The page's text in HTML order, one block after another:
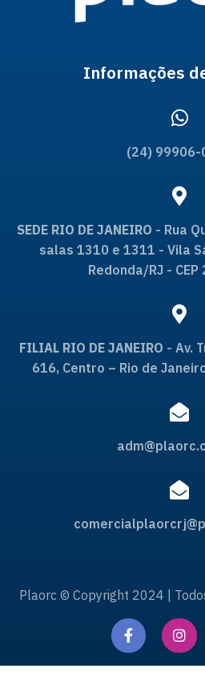
Informações
(24) 99906-
SEDE RIO DE JANEIRO - Rua
salas 1310 e 1311 - Vila
Redonda/RJ -
FILIAL RIO DE JANEIRO - Av.
616, Centro – Rio de
Plaorc © Copyright 2024 |